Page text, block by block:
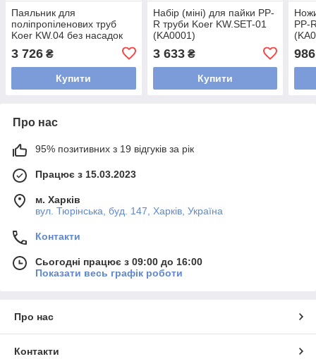
Паяльник для
поліпропіленових труб
Koer KW.04 без насадок
3 726 ₴
Купити
Набір (міні) для пайки PP-
R труби Koer KW.SET-01
(KA0001)
3 633₴
Купити
PP-
986
Про нас
95% позитивних з 19 відгуків за рік
Працює з 15.03.2023
м. Харків
вул. Тюрінська, буд. 147, Харків, Україна
Контакти
Сьогодні працює з 09:00 до 16:00
Показати весь графік роботи
Про нас
Контакти